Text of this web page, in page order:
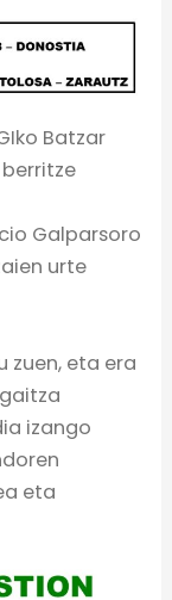
Batzar
Galparsoro
urte
zuen, eta era
izango
eta